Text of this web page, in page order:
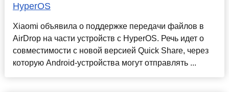
HyperOS
Xiaomi объявила о поддержке передачи файлов в
AirDrop на части устройств с HyperOS. Речь идет о
совместимости с новой версией Quick Share, через
которую Android-устройства могут отправлять ...